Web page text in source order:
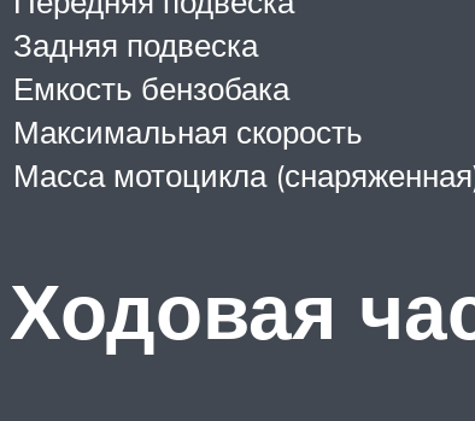
Задняя подвеска
Емкость бензобака
Максимальная скорость
Масса мотоцикла
Ходовая